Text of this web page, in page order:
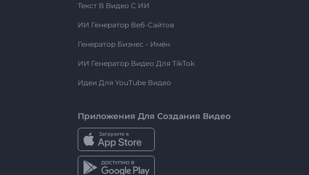
Текст В Видео С ИИ
ИИ Генератор Веб-Сайтов
Генератор Бизнес - Имён
ИИ Генератор Видео Для TikTok
Идеи Для YouTube Видео
Приложения Для Создания Видео